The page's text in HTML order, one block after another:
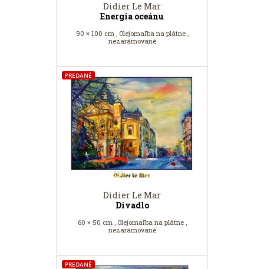
Didier Le Mar
Energia oceánu
90 × 100 cm , Olejomaľba na plátne ,
nezarámované
Didier Le Mar
Divadlo
60 × 50 cm , Olejomaľba na plátne ,
nezarámované
PREDANÉ
PREDANÉ